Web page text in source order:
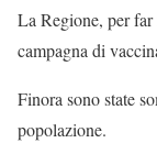
La Regione, per far
campagna di
Finora sono state
popolazione.